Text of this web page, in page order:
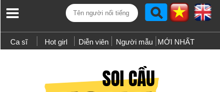
Ca sĩ Hot girl Diễn viên Người mẫu MỚI NHẤT